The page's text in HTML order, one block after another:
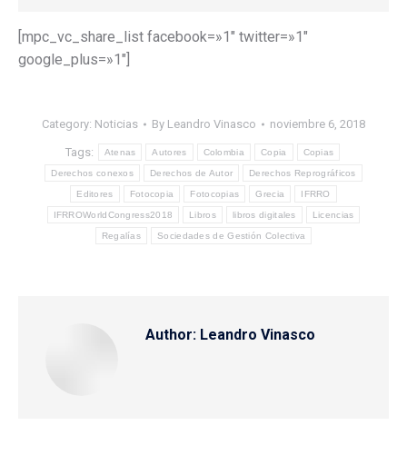
[mpc_vc_share_list facebook=»1″ twitter=»1″
google_plus=»1″]
Category: Noticias By Leandro Vinasco noviembre 6, 2018
Tags: Atenas Autores Colombia Copia Copias
Derechos conexos Derechos de Autor Derechos Reprográficos
Editores Fotocopia Fotocopias Grecia IFRRO
IFRROWorldCongress2018 Libros libros digitales Licencias
Regalías Sociedades de Gestión Colectiva
Author: Leandro Vinasco